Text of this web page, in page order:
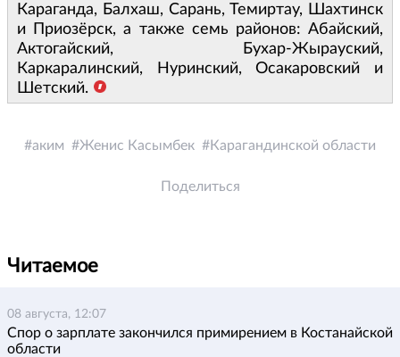
Караганда, Балхаш, Сарань, Темиртау, Шахтинск
и Приозёрск, а также семь районов: Абайский,
Актогайский, Бухар-Жырауский,
Каркаралинский, Нуринский, Осакаровский и
Шетский.
аким Женис Касымбек Карагандинской области
Поделиться
Читаемое
08 августа, 12:07
Спор о зарплате закончился примирением в Костанайской
области